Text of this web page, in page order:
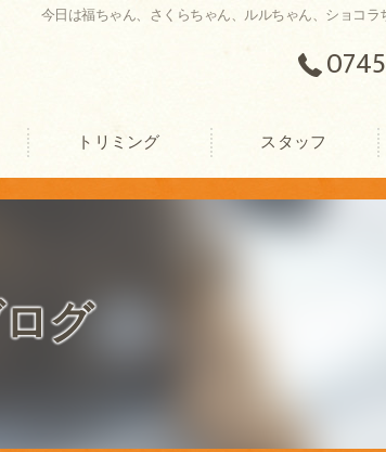
今日は福ちゃん、さくらちゃん、ルルちゃん、ショコ
トリミング スタッフ
グ